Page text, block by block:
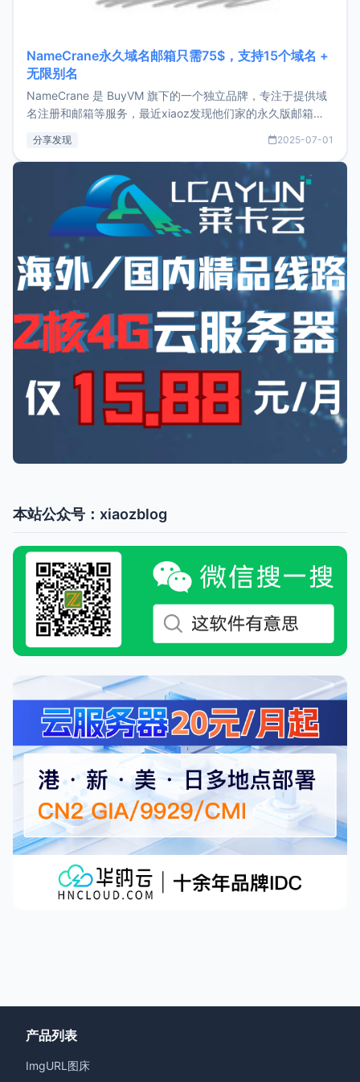
NameCrane永久域名邮箱只需75$，支持15个域名 +
无限别名
NameCrane 是 BuyVM 旗下的一个独立品牌，专注于提供域
名注册和邮箱等服务，最近xiaoz发现他们家的永久版邮箱服
又实惠的域名邮箱，不妨尝试一下 NameCrane。注册
NameCraneNameCrane不支持直接注册，必须要购买
分享发现 2025-07-01
本站公众号：xiaozblog
产品列表
ImgURL图床